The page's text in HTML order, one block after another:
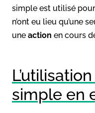
simple est utilisé
n’ont eu lieu qu’une
une action en cours
simple en